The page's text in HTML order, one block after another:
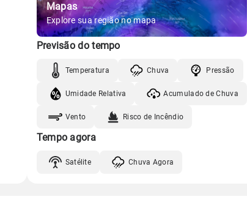
Mapas
Explore sua região no mapa
Previsão do tempo
Temperatura Chuva Pressão
Umidade Relativa Acumulado de Chuva
Vento Risco de Incêndio
Tempo agora
Satélite Chuva Agora